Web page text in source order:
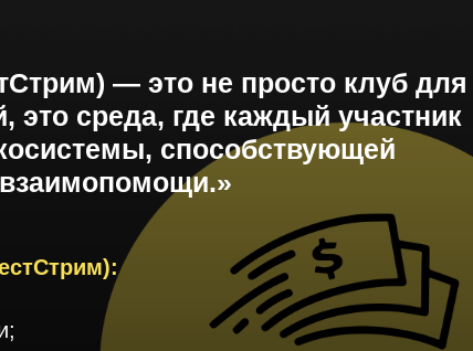
— это не просто клуб для
это среда, где каждый участник
способствующей